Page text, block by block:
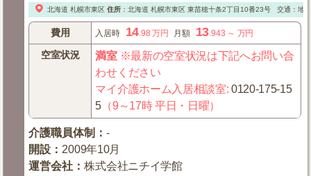
北海道 札幌市東区 住所： 北海道 札幌市東区東苗穂十条2丁目10番23号 交通：地
費用 入居時 14.98 万円 月額 13.943 ～ 万円
空室状況 満室※最新の空室状況は下記へお問い合
わせください
マイ介護ホーム入居相談室:0120-175-15
5 （9～17時 平日・日曜）
介護職員体制 ：-
開設 ： 2009年10月
運営会社 ：株式会社ニチイ学館